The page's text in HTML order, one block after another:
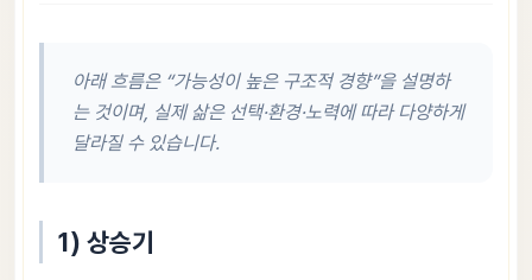
아래 흐름은 “가능성이 높은 구조적 경향”을 설명하
는 것이며, 실제 삶은 선택·환경·노력에 따라 다양하게
달라질 수 있습니다.
1) 상승기